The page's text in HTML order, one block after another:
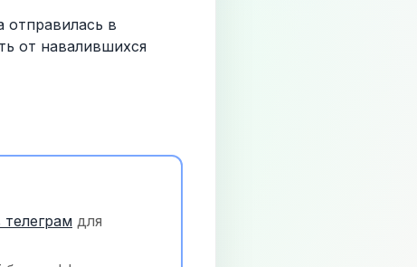
в
от навалившихся
телеграм для